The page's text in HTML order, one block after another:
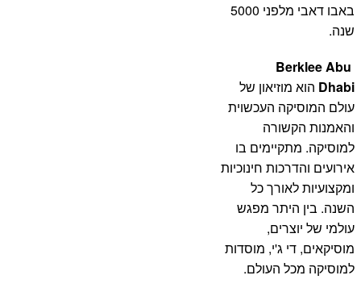
באבו דאבי מלפני 5000
שנה.
Berklee Abu
Dhabi הוא מוזיאון של
עולם המוסיקה העכשוית
והאמנות הקשורה
למוסיקה. מתקיימים בו
אירועים והדרכות חינוכיות
ומקצועיות לאורך כל
השנה. בין היתר מפגש
עולמי של יוצרים,
מוסיקאים, די ג'י, מוסדות
למוסיקה מכל העולם.